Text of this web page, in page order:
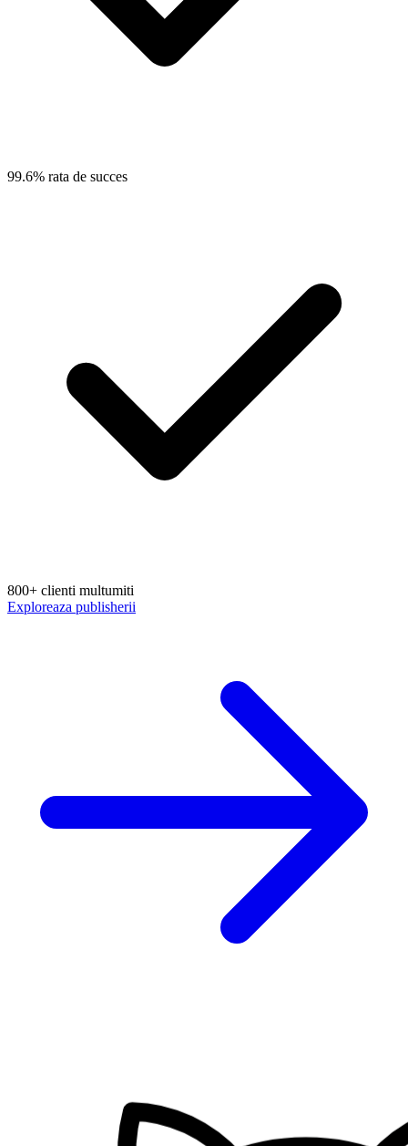
99.6% rata de succes
800+ clienti multumiti
Exploreaza publisherii